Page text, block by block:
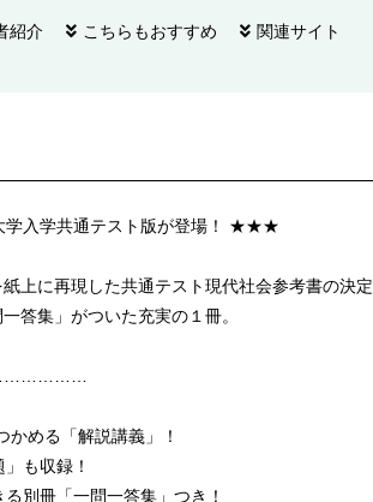
紹介 こちらもおすすめ 関連サイト
学入学共通テスト版が登場！ ★★★
上に再現した共通テスト現代社会参考書の決
答集」がついた充実の１冊。
める「解説講義」！
も収録！
別冊「一問一答集」つき！